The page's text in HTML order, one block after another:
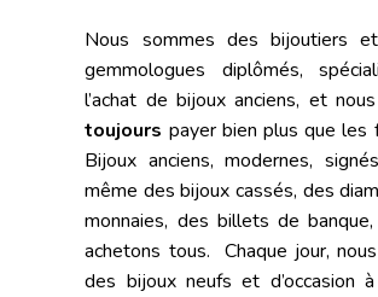
Nous sommes des bijoutiers
gemmologues diplômés,
l’achat de bijoux anciens, et
toujours payer bien plus que les
Bijoux anciens, modernes,
même des bijoux cassés, des
monnaies, des billets de
achetons tous. Chaque jour,
des bijoux neufs et d’occasion